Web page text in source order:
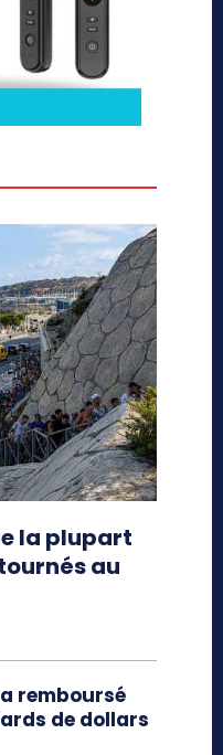
la plupart
au
remboursé
de dollars